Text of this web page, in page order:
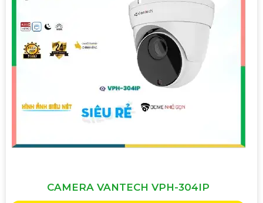
CAMERA VANTECH VPH-304IP